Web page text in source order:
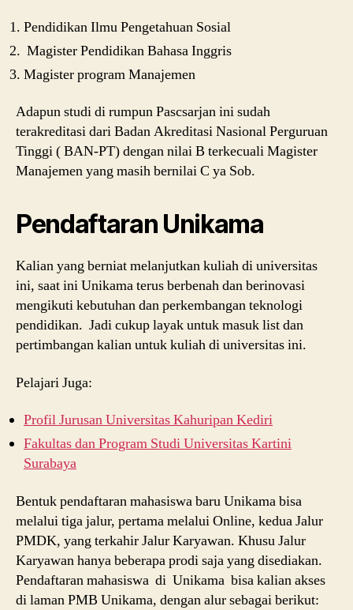
Pendidikan Ilmu Pengetahuan Sosial
Magister Pendidikan Bahasa Inggris
Magister program Manajemen
Adapun studi di rumpun Pascsarjan ini sudah
terakreditasi dari Badan Akreditasi Nasional Perguruan
Tinggi ( BAN-PT) dengan nilai B terkecuali Magister
Manajemen yang masih bernilai C ya Sob.
Pendaftaran Unikama
Kalian yang berniat melanjutkan kuliah di universitas
ini, saat ini Unikama terus berbenah dan berinovasi
mengikuti kebutuhan dan perkembangan teknologi
pendidikan. Jadi cukup layak untuk masuk list dan
pertimbangan kalian untuk kuliah di universitas ini.
Pelajari Juga:
Profil Jurusan Universitas Kahuripan Kediri
Fakultas dan Program Studi Universitas Kartini
Surabaya
Bentuk pendaftaran mahasiswa baru Unikama bisa
melalui tiga jalur, pertama melalui Online, kedua Jalur
PMDK, yang terkahir Jalur Karyawan. Khusu Jalur
Karyawan hanya beberapa prodi saja yang disediakan.
Pendaftaran mahasiswa di Unikama bisa kalian akses
di laman PMB Unikama, dengan alur sebagai berikut: